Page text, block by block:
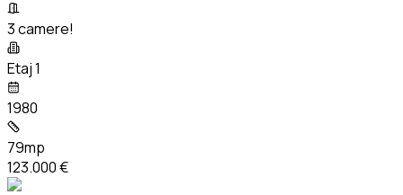
3 camere!
Etaj 1
1980
79mp
123.000 €